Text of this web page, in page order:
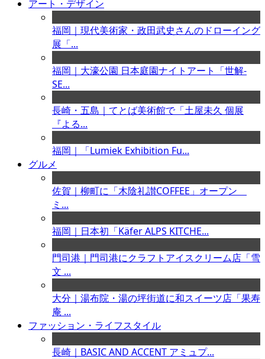
アート・デザイン
福岡｜現代美術家・政田武史さんのドローイング
展「...
福岡｜大濠公園 日本庭園ナイトアート「世解-
SE...
長崎・五島｜てとば美術館で「土屋未久 個展
『よる...
福岡｜「Lumiek Exhibition Fu...
グルメ
佐賀｜柳町に「木陰礼讃COFFEE」オープン
ミ...
福岡｜日本初「Käfer ALPS KITCHE...
門司港｜門司港にクラフトアイスクリーム店「雪
文 ...
大分｜湯布院・湯の坪街道に和スイーツ店「果寿
庵 ...
ファッション・ライフスタイル
長崎｜BASIC AND ACCENT アミュプ...